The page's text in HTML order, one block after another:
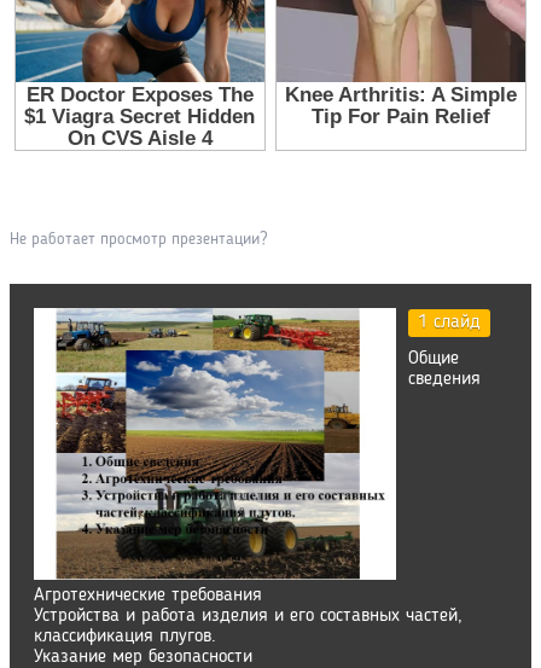
Не работает просмотр презентации?
1 слайд
Общие
сведения
Агротехнические требования
Устройства и работа изделия и его составных частей,
классификация плугов.
Указание мер безопасности